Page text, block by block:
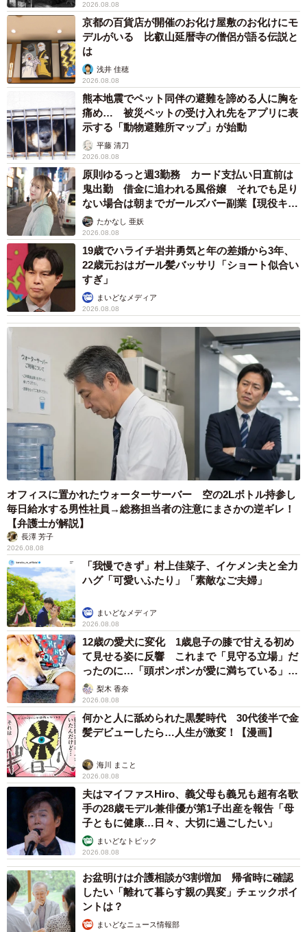
2026.08.08
京都の百貨店が開催のお化け屋敷のお化けにモ
デルがいる 比叡山延暦寺の僧侶が語る伝説と
は
浅井 佳穂
2026.08.08
熊本地震でペット同伴の避難を諦める人に胸を
痛め… 被災ペットの受け入れ先をアプリに表
示する「動物避難所マップ」が始動
平藤 清刀
2026.08.08
原則ゆるっと週3勤務 カード支払い日直前は
鬼出勤 借金に追われる風俗嬢 それでも足り
ない場合は朝までガールズバー副業【現役キャ
ストに取材】
たかなし 亜妖
2026.08.08
19歳でハライチ岩井勇気と年の差婚から3年、
22歳元おはガール髪バッサリ「ショート似合い
すぎ」
まいどなメディア
2026.08.08
オフィスに置かれたウォーターサーバー 空の2Lボトル持参し
毎日給水する男性社員→総務担当者の注意にまさかの逆ギレ！
【弁護士が解説】
長澤 芳子
2026.08.08
「我慢できず」村上佳菜子、イケメン夫と全力
ハグ「可愛いふたり」「素敵なご夫婦」
まいどなメディア
2026.08.08
12歳の愛犬に変化 1歳息子の膝で甘える初め
て見せる姿に反響 これまで「見守る立場」だ
ったのに…「頭ポンポンが愛に満ちている」
「尊…」
梨木 香奈
2026.08.08
何かと人に舐められた黒髪時代 30代後半で金
髪デビューしたら…人生が激変！【漫画】
海川 まこと
2026.08.08
夫はマイファスHiro、義父母も義兄も超有名歌
手の28歳モデル兼俳優が第1子出産を報告「母
子ともに健康…日々、大切に過ごしたい」
まいどなトピック
2026.08.08
お盆明けは介護相談が3割増加 帰省時に確認
したい「離れて暮らす親の異変」チェックポイ
ントは？
まいどなニュース情報部